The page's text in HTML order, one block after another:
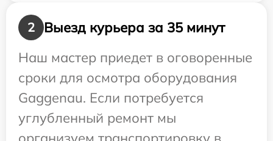
2
Выезд курьера за 35 минут
Наш мастер приедет в оговоренные
сроки для осмотра оборудования
Gaggenau. Если потребуется
углубленный ремонт мы